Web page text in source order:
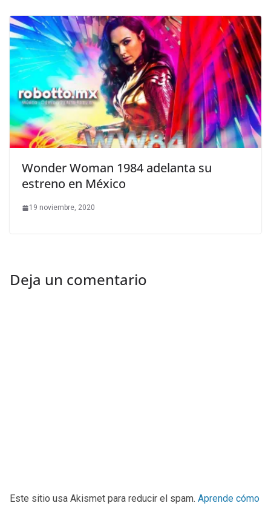
Wonder Woman 1984 adelanta su
estreno en México
19 noviembre, 2020
Deja un comentario
Este sitio usa Akismet para reducir el spam. Aprende cómo